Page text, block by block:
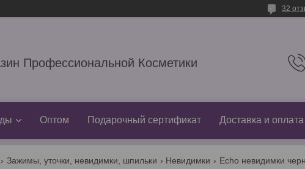
32
Профессиональной Косметики
Оптом Подарочный сертификат Доставка и оплата
Зажимы, уточки, невидимки, шпильки Невидимки